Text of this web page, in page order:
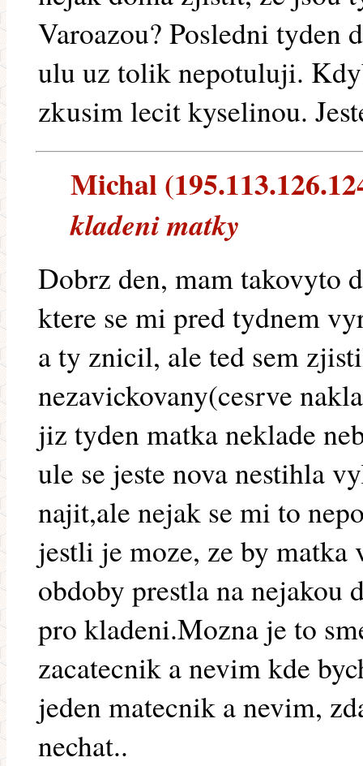
Varoazou? Posledni tyden
ulu uz tolik nepotuluji.
zkusim lecit kyselinou.
Michal
kladeni matky
Dobrz den, mam takovyto
ktere se mi pred tydnem
a ty znicil, ale ted sem
nezavickovany(cesrve
jiz tyden matka neklade
ule se jeste nova nestihla
najit,ale nejak se mi to
jestli je moze, ze by
obdoby prestla na nejakou
pro kladeni.Mozna je to
zacatecnik a nevim kde
jeden matecnik a nevim,
nechat..